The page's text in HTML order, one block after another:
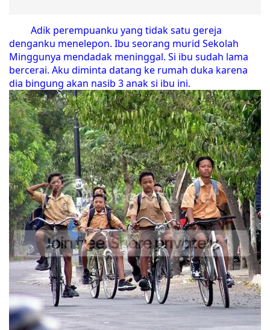
Adik perempuanku yang tidak satu gereja
denganku menelepon. Ibu seorang murid Sekolah
Minggunya mendadak meninggal. Si ibu sudah lama
bercerai. Aku diminta datang ke rumah duka karena
dia bingung akan nasib 3 anak si ibu ini.